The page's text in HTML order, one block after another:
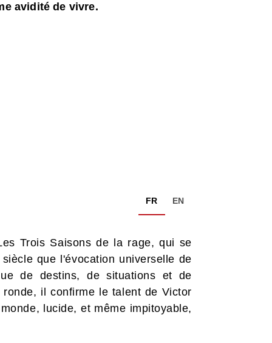
avidité de vivre.
FR EN
Trois Saisons de la rage, qui se
que l'évocation universelle de
de destins, de situations et de
il confirme le talent de Victor
lucide, et même impitoyable,